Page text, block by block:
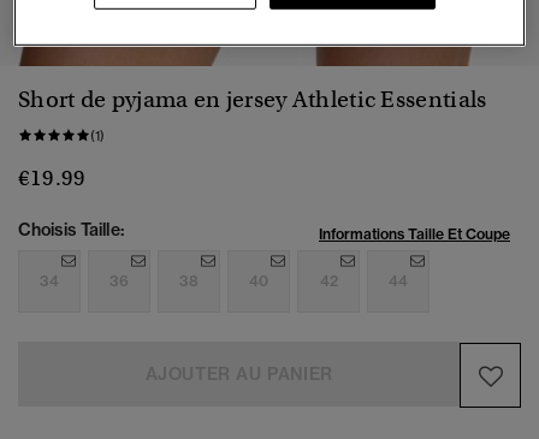
Short de pyjama en jersey Athletic Essentials
(1)
€19.99
Choisis Taille: Informations Taille Et Coupe
34 36 38 40 42 44